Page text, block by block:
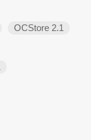
OCStore 2.1